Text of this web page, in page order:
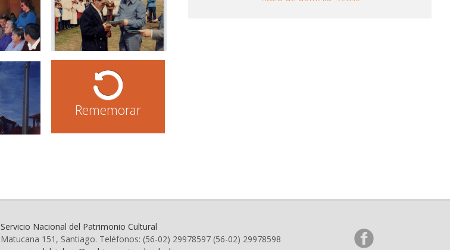
Rememorar
Servicio Nacional del Patrimonio Cultural
Matucana 151, Santiago. Teléfonos: (56-02) 29978597 (56-02) 29978598